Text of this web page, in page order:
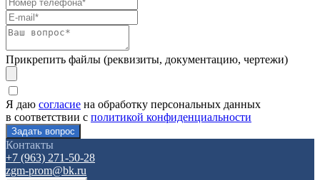
Прикрепить файлы (реквизиты, документацию, чертежи)
Я даю согласие на обработку персональных данных
в соответствии с политикой конфиденциальности
Контакты
+7 (963) 271-50-28
zgm-prom@bk.ru